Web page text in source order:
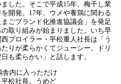
した。そこで平成15年、梅干し業
開発。17年、ウメや養鶏に関わる
ごブランド化推進協議会」を発足
取り組みが始まりました。いち早
ブロイラー・平松重人社長は「う
りが柔らかくてジューシー。ドリ
も柔らかい」と話します。